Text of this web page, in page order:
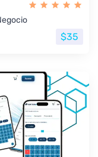
$35